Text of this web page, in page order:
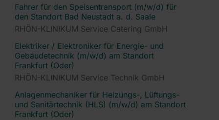
Fahrer für den Speisentransport (m/w/d) für
den Standort Bad Neustadt a. d. Saale
RHÖN-KLINIKUM Service Catering GmbH
Elektriker / Elektroniker für Energie- und
Gebäudetechnik (m/w/d) am Standort
Frankfurt (Oder)
RHÖN-KLINIKUM Service Technik GmbH
Anlagenmechaniker für Heizungs-, Lüftungs-
und Sanitärtechnik (HLS) (m/w/d) am Standort
Frankfurt (Oder)